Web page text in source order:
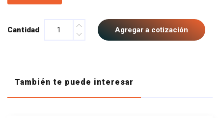
Cantidad Agregar a cotización
También te puede interesar